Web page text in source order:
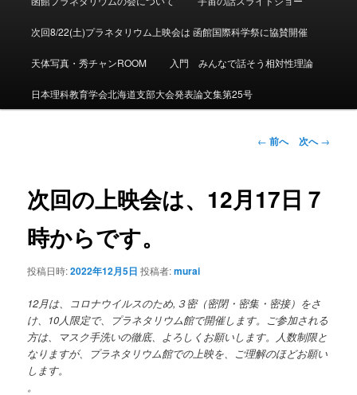
イ
ン
コ
ン
ツ
へ
移
動
次回8/22(土)プラネタリウム上映会は 函館国際科学祭に協賛開催
天体写真・秀チャンROOM 入門 みんなで話そう相対性理論
日本理科教育学会北海道支部大会発表論文集第25号
投
ビ
ゲ
← 前へ 次へ→
次回の上映会は、12月17日７
時からです。
投稿日時:2022年12月5日 投稿者:murai
12月は、コロナウイルスのため,３密（密閉・密集・密接）をさ
け、10人限定で、プラネタリウム館で開催します。ご参加される
方は、マスク手洗いの徹底、よろしくお願いします。人数制限と
なりますが、プラネタリウム館での上映を、ご理解のほどお願い
します。
。